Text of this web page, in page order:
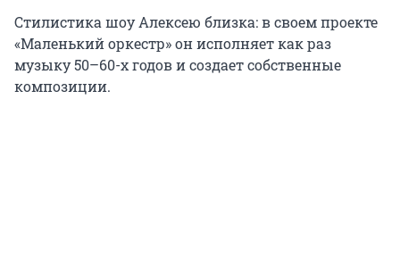
Стилистика шоу Алексею близка: в своем проекте
«Маленький оркестр» он исполняет как раз
музыку 50–60-х годов и создает собственные
композиции.